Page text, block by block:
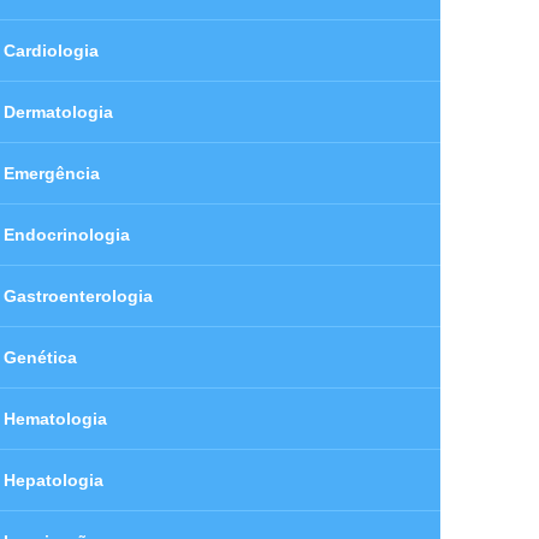
Cardiologia
Dermatologia
Emergência
Endocrinologia
Gastroenterologia
Genética
Hematologia
Hepatologia